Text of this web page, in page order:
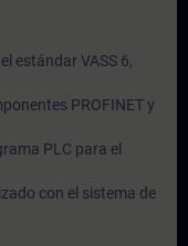
estándar VASS 6,
PROFINET y
PLC para el
con el sistema de